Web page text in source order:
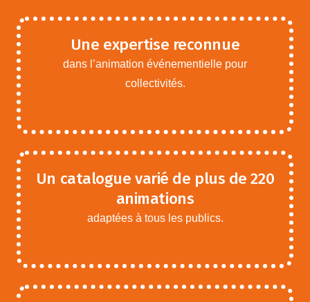
Une expertise reconnue
dans l’animation événementielle pour
collectivités.
Un catalogue varié de plus de 220
animations
adaptées à tous les publics.